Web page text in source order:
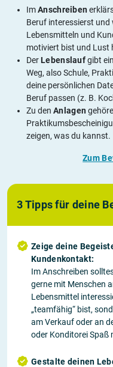
ImAnschreiben
Beruf interessierst und
Lebensmitteln und
motiviert bist und Lust
Der Lebenslaufgibt
Weg, also Schule,
deine persönlichen
Beruf passen (z. B.
Zu den Anlagen
zeigen, was du kannst.
Zum
3 Tipps für deine
Zeige deine
Kundenkontakt:
Im Anschreiben
gerne mit Menschen
Lebensmittel
„teamfähig“ bist,
am Verkauf oder an
oder Konditorei Spaß
Gestalte deinen